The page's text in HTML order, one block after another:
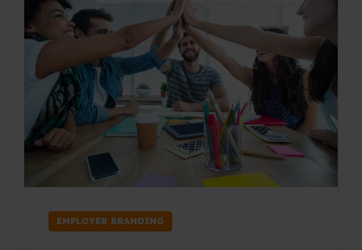
EMPLOYER BRANDING